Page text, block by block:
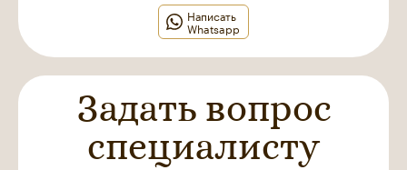
Написать
Whatsapp
Задать вопрос
специалисту